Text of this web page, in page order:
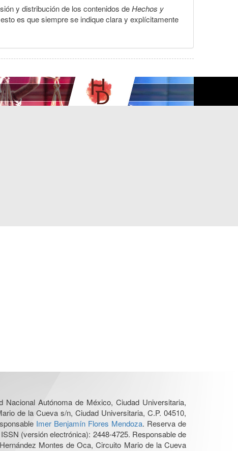
y distribución de los contenidos deHechos y
es que siempre se indique clara y explícitamente
Autónoma de México, Ciudad Universitaria,
de la Cueva s/n, Ciudad Universitaria, C.P. 04510,
Imer Benjamín Flores Mendoza. Reserva de
(versión electrónica): 2448-4725. Responsable de
Montes de Oca, Circuito Mario de la Cueva